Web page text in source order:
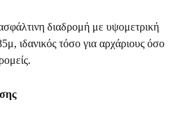
διαδρομή με υψομετρική
ιδανικός τόσο για αρχάριους όσο